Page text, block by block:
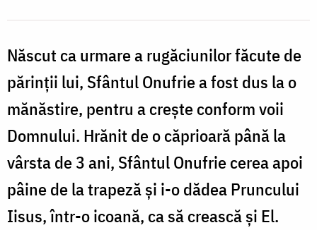
Născut ca urmare a rugăciunilor făcute de
părinții lui, Sfântul Onufrie a fost dus la o
mănăstire, pentru a crește conform voii
Domnului. Hrănit de o căprioară până la
vârsta de 3 ani, Sfântul Onufrie cerea apoi
pâine de la trapeză și i-o dădea Pruncului
Iisus, într-o icoană, ca să crească și El.